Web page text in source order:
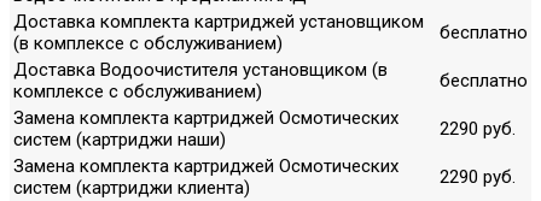
Доставка комплекта картриджей установщиком
(в комплексе с обслуживанием)
бесплатно
Доставка Водоочистителя установщиком (в
комплексе с обслуживанием)
бесплатно
Замена комплекта картриджей Осмотических
систем (картриджи наши)
2290 руб.
Замена комплекта картриджей Осмотических
систем (картриджи клиента)
2290 руб.